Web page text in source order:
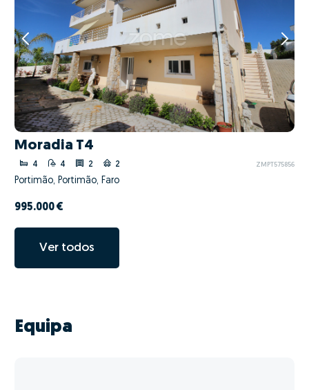
Moradia T4
4 4 2 2 ZMPT575856
Portimão, Portimão, Faro
995.000 €
Ver todos
Equipa